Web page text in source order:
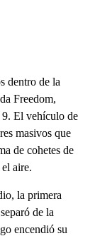
dentro de la
Freedom,
9. El vehículo de
masivos que
de cohetes de
aire.
la primera
de la
encendió su